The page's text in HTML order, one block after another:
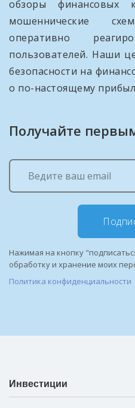
обзоры финансовых
мошеннические
оперативно
пользователей. Наши
безопасности на
о по-настоящему
Получайте
Нажимая на кнопку
обработку и хранение моих
Политика конфиденциальности
Инвестиции